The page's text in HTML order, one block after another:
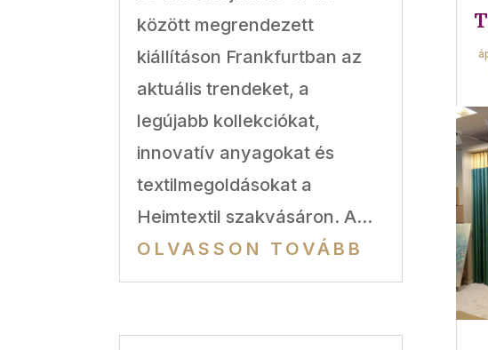
között megrendezett
kiállításon Frankfurtban az
aktuális trendeket, a
legújabb kollekciókat,
innovatív anyagokat és
textilmegoldásokat a
Heimtextil szakvásáron. A...
OLVASSON TOVÁBB